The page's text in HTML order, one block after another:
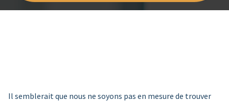
Il semblerait que nous ne soyons pas en mesure de trouver